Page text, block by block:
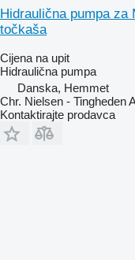
Hidraulična pumpa za
točkaša
Cijena na upit
Hidraulična pumpa
Danska, Hemmet
Chr. Nielsen - Tingheden
Kontaktirajte prodavca